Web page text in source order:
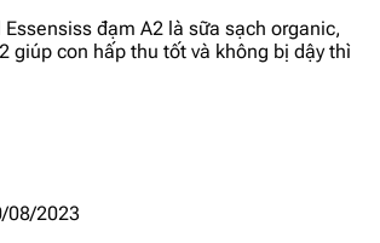
1.2 mg
đạm A2 là sữa sạch organic,
giúp con hấp thu tốt và không bị dậy thì
08/2023